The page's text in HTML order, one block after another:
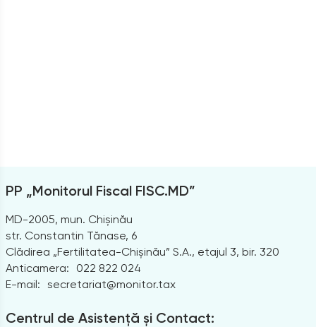
PP „Monitorul Fiscal FISC.MD”
MD-2005, mun. Chișinău
str. Constantin Tănase, 6
Clădirea „Fertilitatea-Chișinău” S.A., etajul 3, bir. 320
Anticamera:
022 822 024
E-mail: secretariat@monitor.tax
Centrul de Asistență și Contact: